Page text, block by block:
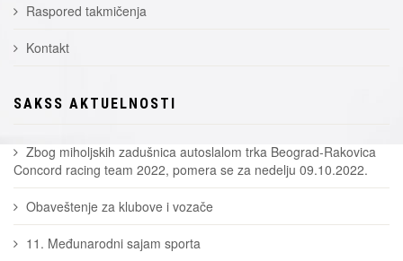
Raspored takmičenja
Kontakt
SAKSS AKTUELNOSTI
Zbog miholjskih zadušnica autoslalom trka Beograd-Rakovica
Concord racing team 2022, pomera se za nedelju 09.10.2022.
Obaveštenje za klubove i vozače
11. Međunarodni sajam sporta